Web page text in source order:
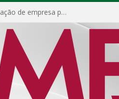
DISPENSA DE LICITAÇÃO Nº 003/2026 ( Contratação de empresa para fornecimento de gêneros alimentícios não perecíveis, materiais de expediente, descartáveis, copa e cozinha, para análise e posterior publicação.)